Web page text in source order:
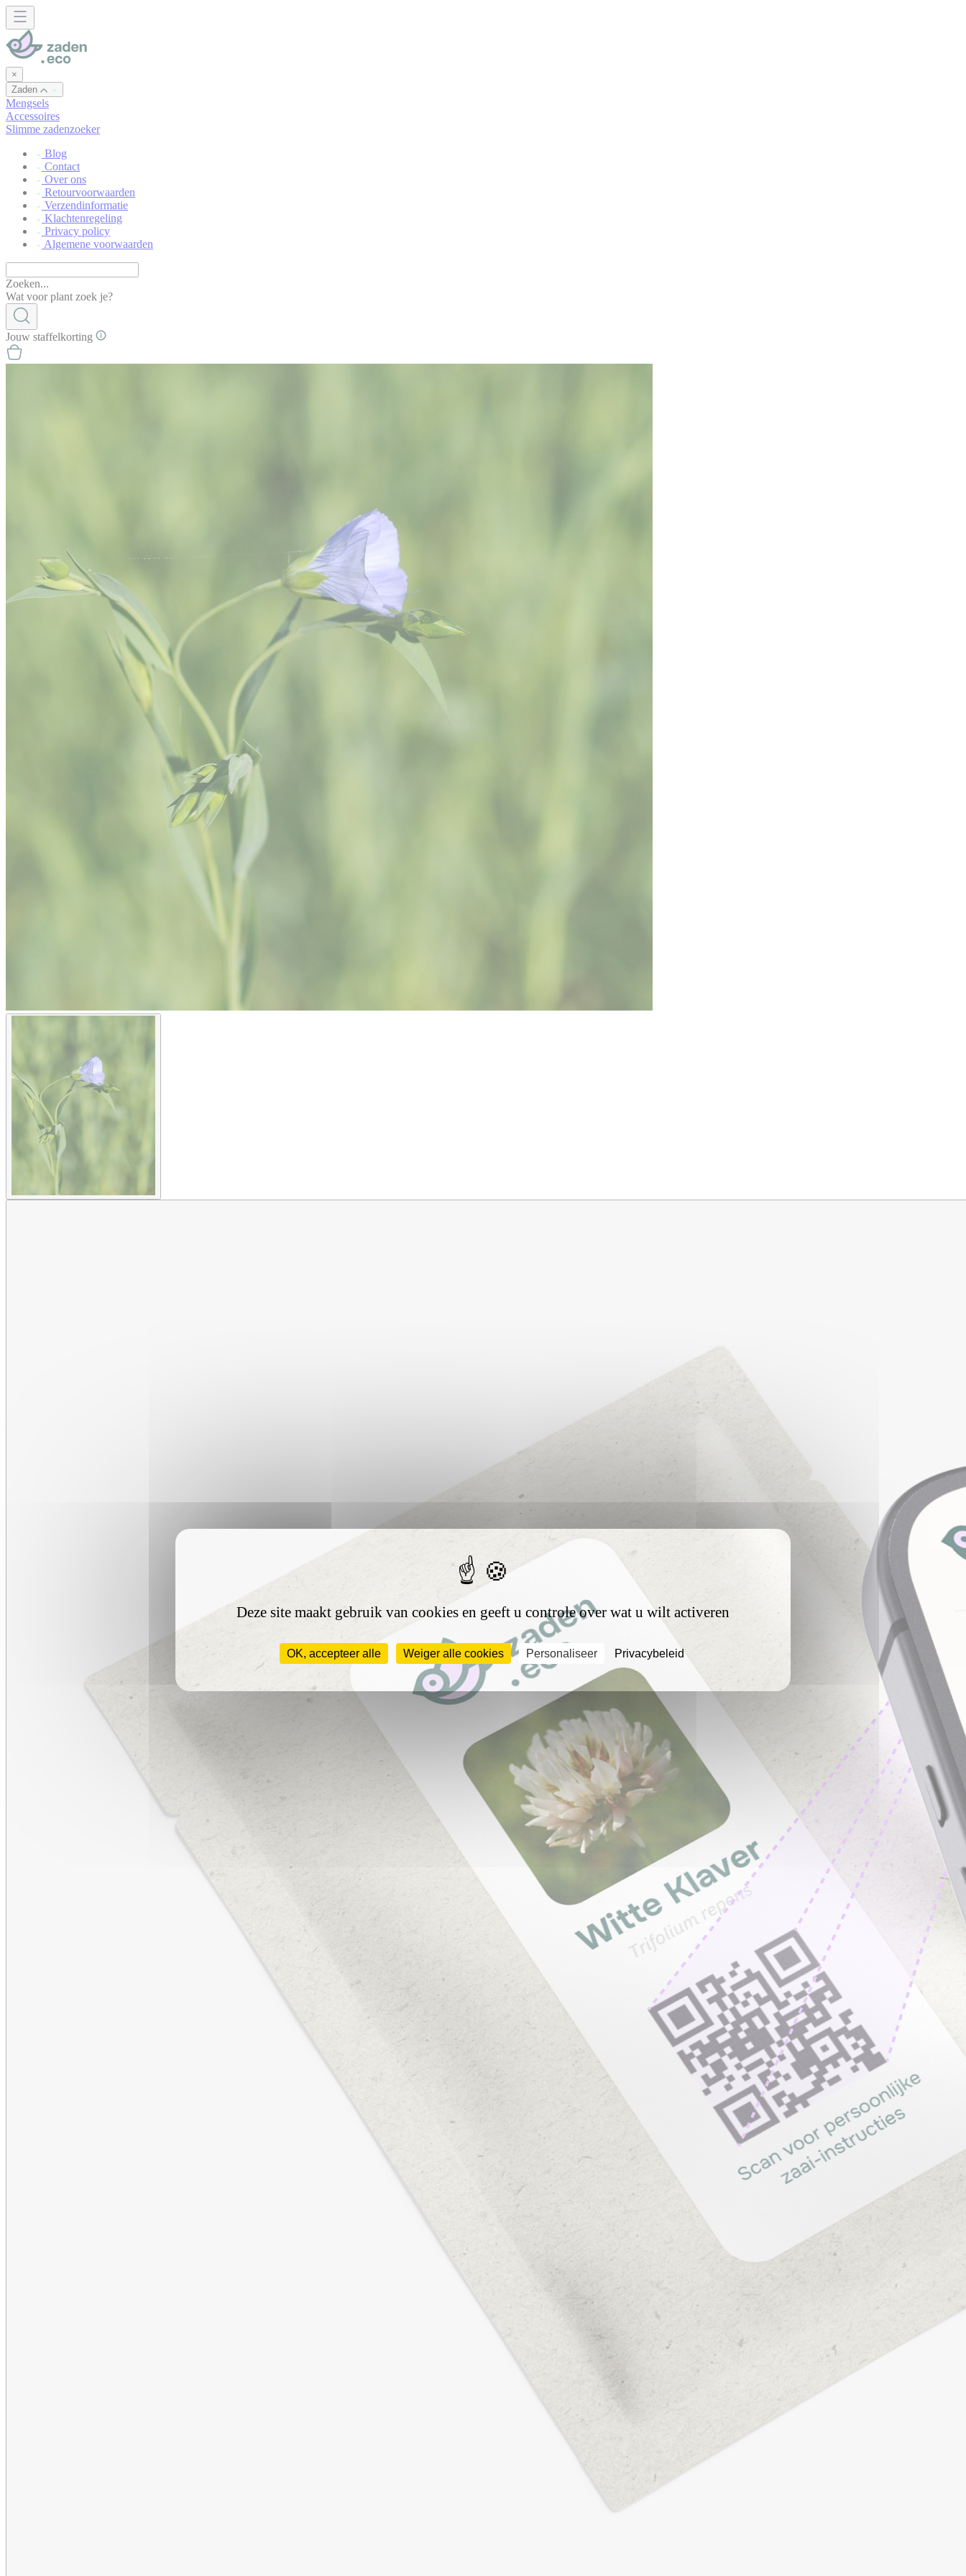
×
Zaden
Mengsels
Accessoires
Slimme zadenzoeker
Blog
Contact
Over ons
Retourvoorwaarden
Verzendinformatie
Klachtenregeling
Privacy policy
Algemene voorwaarden
Zoeken...
Wat voor plant zoek je?
Jouw staffelkorting
Cookies beheer paneel
Deze site maakt gebruik van cookies en geeft u controle over wat u wilt activeren
OK, accepteer alle Weiger alle cookies Personaliseer Privacybeleid